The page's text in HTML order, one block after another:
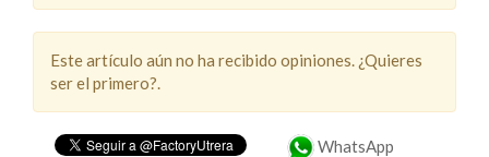
Este artículo aún no ha recibido opiniones. ¿Quieres
ser el primero?.
WhatsApp